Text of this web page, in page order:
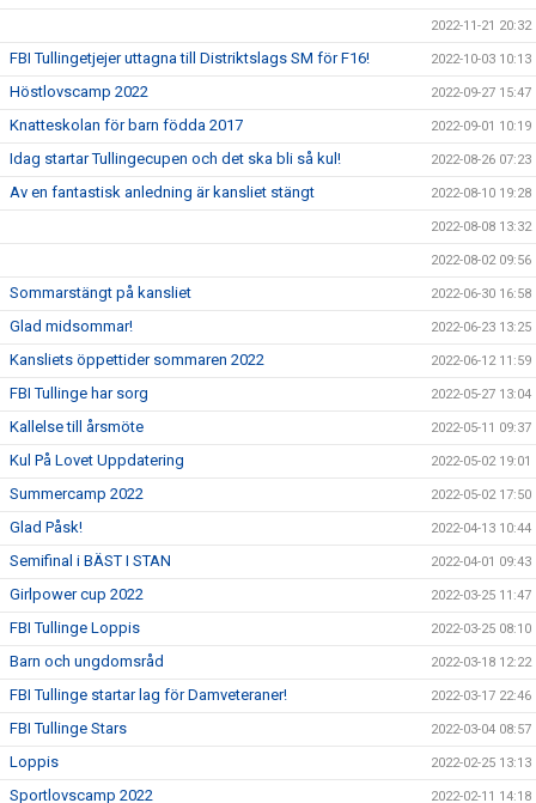
2022-11-21 20:32
FBI Tullingetjejer uttagna till Distriktslags SM för F16! 2022-10-03 10:13
Höstlovscamp 2022 2022-09-27 15:47
Knatteskolan för barn födda 2017 2022-09-01 10:19
Idag startar Tullingecupen och det ska bli så kul! 2022-08-26 07:23
Av en fantastisk anledning är kansliet stängt 2022-08-10 19:28
2022-08-08 13:32
2022-08-02 09:56
Sommarstängt på kansliet 2022-06-30 16:58
Glad midsommar! 2022-06-23 13:25
Kansliets öppettider sommaren 2022 2022-06-12 11:59
FBI Tullinge har sorg 2022-05-27 13:04
Kallelse till årsmöte 2022-05-11 09:37
Kul På Lovet Uppdatering 2022-05-02 19:01
Summercamp 2022 2022-05-02 17:50
Glad Påsk! 2022-04-13 10:44
Semifinal i BÄST I STAN 2022-04-01 09:43
Girlpower cup 2022 2022-03-25 11:47
FBI Tullinge Loppis 2022-03-25 08:10
Barn och ungdomsråd 2022-03-18 12:22
FBI Tullinge startar lag för Damveteraner! 2022-03-17 22:46
FBI Tullinge Stars 2022-03-04 08:57
Loppis 2022-02-25 13:13
Sportlovscamp 2022 2022-02-11 14:18